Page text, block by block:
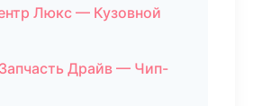
Люкс — Кузовной
Драйв — Чип-